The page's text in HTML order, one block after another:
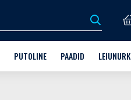
PUTOLINE PAADID LEIUNURK